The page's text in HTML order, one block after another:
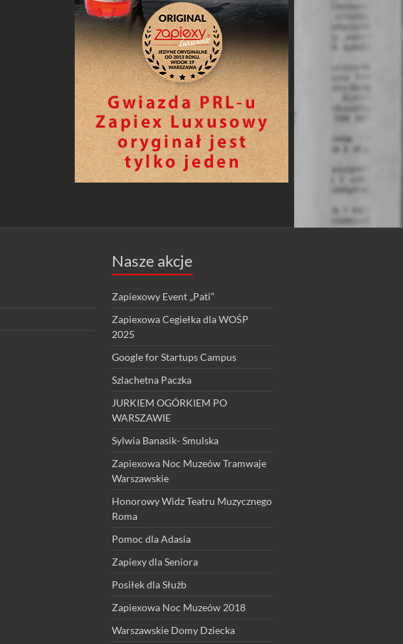
Nasze akcje
Zapiexowy Event „Pati”
Zapiexowa Cegiełka dla WOŚP
2025
Google for Startups Campus
Szlachetna Paczka
JURKIEM OGÓRKIEM PO
WARSZAWIE
Sylwia Banasik- Smulska
Zapiexowa Noc Muzeów Tramwaje
Warszawskie
Honorowy Widz Teatru Muzycznego
Roma
Pomoc dla Adasia
Zapiexy dla Seniora
Posiłek dla Służb
Zapiexowa Noc Muzeów 2018
Warszawskie Domy Dziecka